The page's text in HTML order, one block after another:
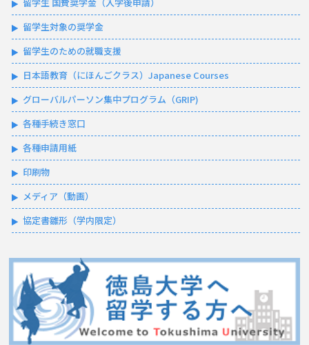
留学生 国費奨学金（入学後申請）
留学生対象の奨学金
留学生のための就職支援
日本語教育（にほんごクラス）Japanese Courses
グローバルパーソン集中プログラム（GRIP)
各種手続き窓口
各種申請用紙
印刷物
メディア（動画）
協定書雛形（学内限定）